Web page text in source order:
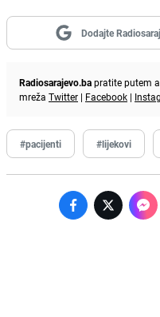
Dodajte
Radiosarajevo.bapratite putem
mreža Twitter | Facebook |
#pacijenti #lijekovi